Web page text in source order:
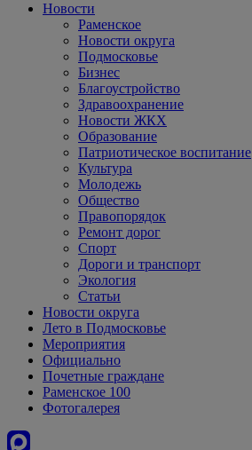
Новости
Раменское
Новости округа
Подмосковье
Бизнес
Благоустройство
Здравоохранение
Новости ЖКХ
Образование
Патриотическое воспитание
Культура
Молодежь
Общество
Правопорядок
Ремонт дорог
Спорт
Дороги и транспорт
Экология
Статьи
Новости округа
Лето в Подмосковье
Мероприятия
Официально
Почетные граждане
Раменское 100
Фотогалерея